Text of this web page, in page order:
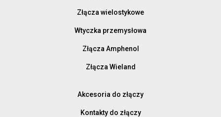
Złącza wielostykowe
Wtyczka przemysłowa
Złącza Amphenol
Złącza Wieland
Akcesoria do złączy
Kontakty do złączy